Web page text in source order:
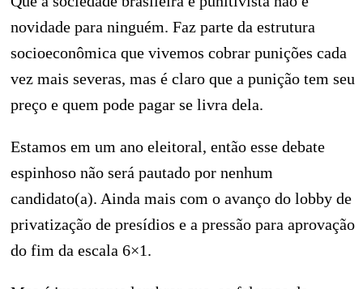
novidade para ninguém. Faz parte da estrutura
socioeconômica que vivemos cobrar punições cada
vez mais severas, mas é claro que a punição tem seu
preço e quem pode pagar se livra dela.
Estamos em um ano eleitoral, então esse debate
espinhoso não será pautado por nenhum
candidato(a). Ainda mais com o avanço do lobby de
privatização de presídios e a pressão para aprovação
do fim da escala 6×1.